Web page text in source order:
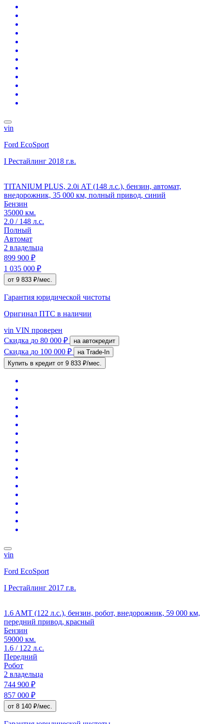
vin
Ford EcoSport
I Рестайлинг 2018 г.в.
TITANIUM PLUS, 2.0i АТ (148 л.с.), бензин, автомат,
внедорожник, 35 000 км, полный привод, синий
Бензин
35000 км.
2.0 / 148 л.с.
Полный
Автомат
2 владельца
899 900 ₽
1 035 000 ₽
от 9 833 ₽/мес.
Гарантия юридической чистоты
Оригинал ПТС в наличии
vin VIN проверен
Скидка до 80 000 ₽ на автокредит
Скидка до 100 000 ₽
на Trade-In
Купить в кредит от 9 833 ₽/мес.
vin
Ford EcoSport
I Рестайлинг 2017 г.в.
1.6 AMT (122 л.с.), бензин, робот, внедорожник, 59 000 км,
передний привод, красный
Бензин
59000 км.
1.6 / 122 л.с.
Передний
Робот
2 владельца
744 900 ₽
857 000 ₽
от 8 140 ₽/мес.